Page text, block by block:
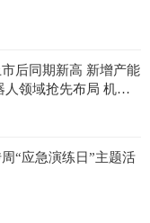
后同期新高 新增产能
领域抢先布局 机构
“应急演练日”主题活